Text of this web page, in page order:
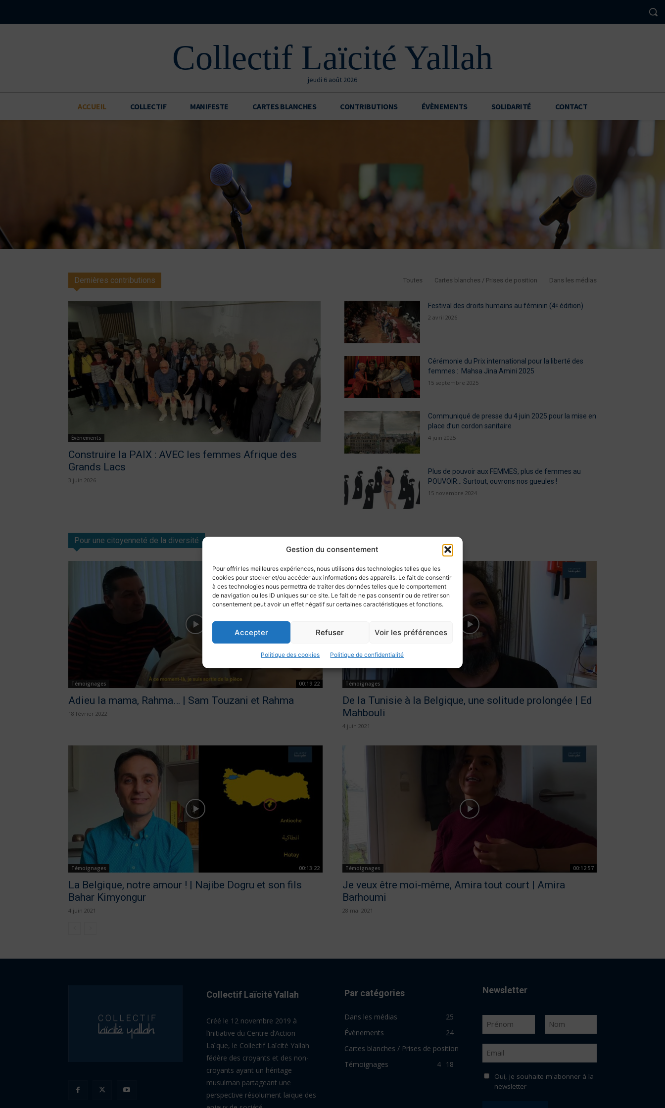
Gestion du consentement
Pour offrir les meilleures expériences, nous utilisons des technologies telles que les
cookies pour stocker et/ou accéder aux informations des appareils. Le fait de consentir
à ces technologies nous permettra de traiter des données telles que le comportement
de navigation ou les ID uniques sur ce site. Le fait de ne pas consentir ou de retirer son
consentement peut avoir un effet négatif sur certaines caractéristiques et fonctions.
Accepter Refuser Voir les préférences
Politique des cookies Politique de confidentialité
Collectif Laïcité Yallah
jeudi 6 août 2026
ACCUEIL COLLECTIF MANIFESTE CARTES BLANCHES CONTRIBUTIONS ÉVÈNEMENTS SOLIDARITÉ CONTACT
Dernières contributions Toutes Cartes blanches / Prises de position Dans les médias
Évènements
Construire la PAIX : AVEC les femmes Afrique des
Grands Lacs
3 juin 2026
Festival des droits humains au féminin (4ᵉ édition)
2 avril 2026
Cérémonie du Prix international pour la liberté des
femmes : Mahsa Jina Amini 2025
15 septembre 2025
Communiqué de presse du 4 juin 2025 pour la mise en
place d’un cordon sanitaire
4 juin 2025
Plus de pouvoir aux FEMMES, plus de femmes au
POUVOIR… Surtout, ouvrons nos gueules !
15 novembre 2024
Pour une citoyenneté de la diversité
Témoignages 00:19:22
Adieu la mama, Rahma… | Sam Touzani et Rahma
18 février 2022
Témoignages
De la Tunisie à la Belgique, une solitude prolongée | Ed
Mahbouli
4 juin 2021
Témoignages 00:13:22
La Belgique, notre amour ! | Najibe Dogru et son fils
Bahar Kimyongur
4 juin 2021
Témoignages 00:12:57
Je veux être moi-même, Amira tout court | Amira
Barhoumi
28 mai 2021
Collectif Laïcité Yallah
Créé le 12 novembre 2019 à
l’initiative du Centre d’Action
Laïque, le Collectif Laïcité Yallah
fédère des croyants et des non-
croyants ayant un héritage
musulman partageant une
perspective résolument laïque des
Par catégories
Dans les médias
25
Évènements
24
Cartes blanches / Prises de position
18
Témoignages 4
Newsletter
m
*
r
n
m
o
m
a
Oui, je souhaite m'abonner à la
newsletter